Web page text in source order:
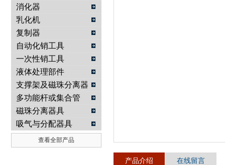
武汉提沃克科技有限公司
消化器
乳化机
复制器
自动化销工具
一次性销工具
液体处理部件
支撑架及磁珠分离器
具
多功能杆或集合管
磁珠分离器具
吸气与分配器具
查看全部产品
产品介绍 在线留言